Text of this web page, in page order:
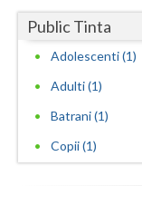
Salaj
Suceava
Public Tinta
Adolescenti (1)
Adulti (1)
Batrani (1)
Copii (1)